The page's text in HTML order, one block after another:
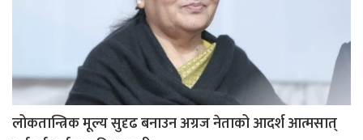
लोकतान्त्रिक मूल्य सुदृढ बनाउन अग्रज नेताको आदर्श आत्मसात्